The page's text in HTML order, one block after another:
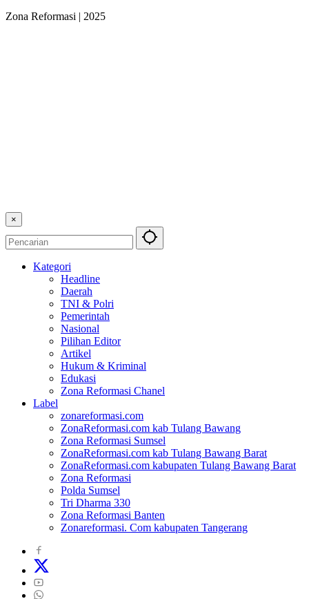
Zona Reformasi | 2025
×
Kategori
Headline
Daerah
TNI & Polri
Pemerintah
Nasional
Pilihan Editor
Artikel
Hukum & Kriminal
Edukasi
Zona Reformasi Chanel
Label
zonareformasi.com
ZonaReformasi.com kab Tulang Bawang
Zona Reformasi Sumsel
ZonaReformasi.com kab Tulang Bawang Barat
ZonaReformasi.com kabupaten Tulang Bawang Barat
Zona Reformasi
Polda Sumsel
Tri Dharma 330
Zona Reformasi Banten
Zonareformasi. Com kabupaten Tangerang